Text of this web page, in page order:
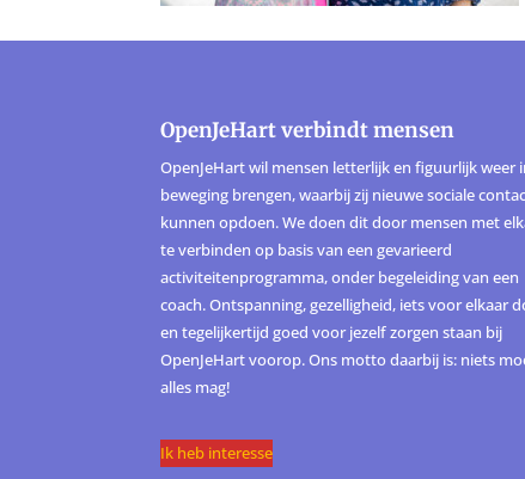
OpenJeHart verbindt mensen
OpenJeHart wil mensen letterlijk en figuurlijk weer
beweging brengen, waarbij zij nieuwe sociale
kunnen opdoen. We doen dit door mensen met
te verbinden op basis van een gevarieerd
activiteitenprogramma, onder begeleiding van een
coach. Ontspanning, gezelligheid, iets voor elkaar
en tegelijkertijd goed voor jezelf zorgen staan bij
OpenJeHart voorop. Ons motto daarbij is: niets
alles mag!
Ik heb interesse